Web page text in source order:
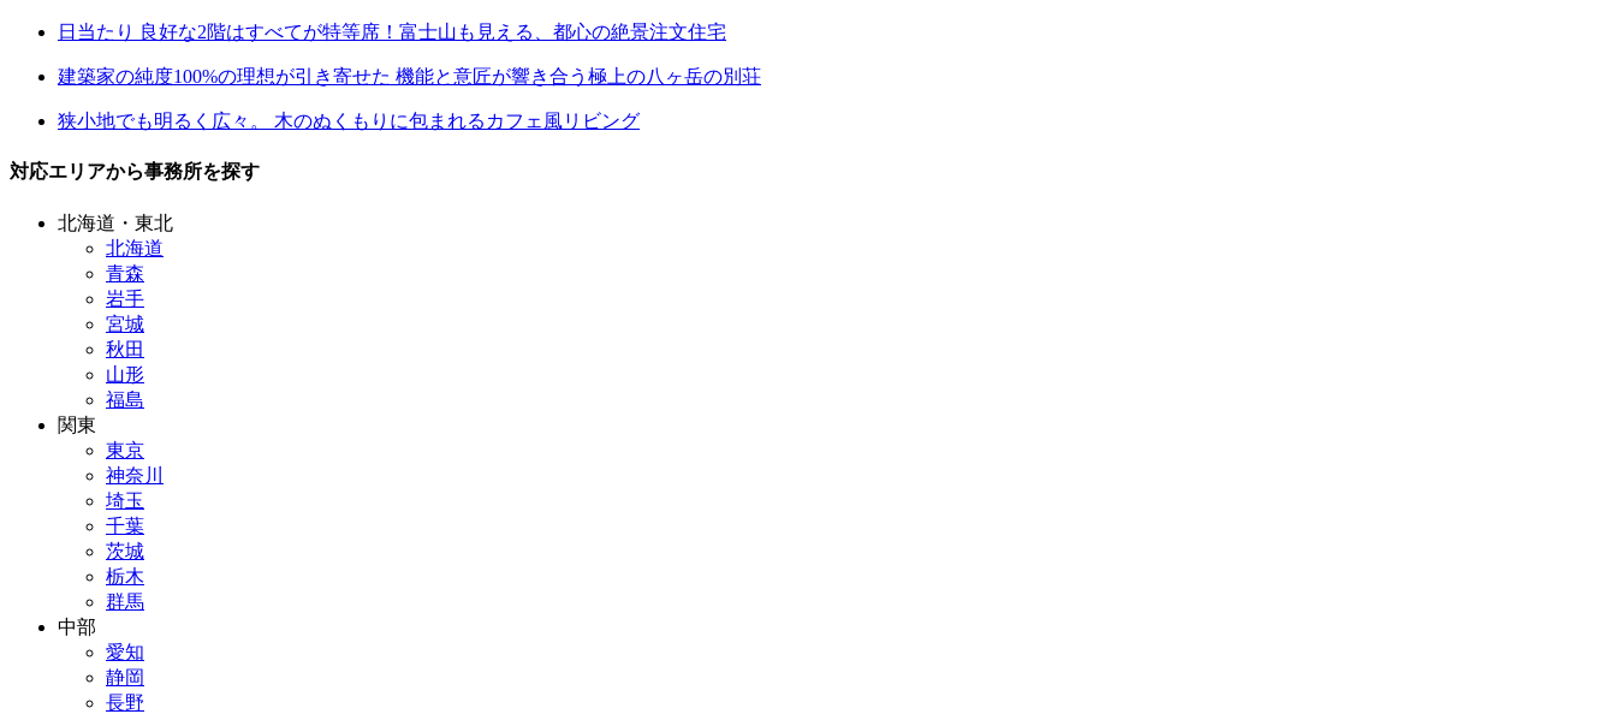
日当たり 良好な2階はすべてが特等席！富士山も見える、都心の絶景注文住宅
建築家の純度100%の理想が引き寄せた 機能と意匠が響き合う極上の八ヶ岳の別荘
狭小地でも明るく広々。 木のぬくもりに包まれるカフェ風リビング
対応エリアから事務所を探す
北海道・東北
北海道
青森
岩手
宮城
秋田
山形
福島
関東
東京
神奈川
埼玉
千葉
茨城
栃木
群馬
中部
愛知
静岡
長野